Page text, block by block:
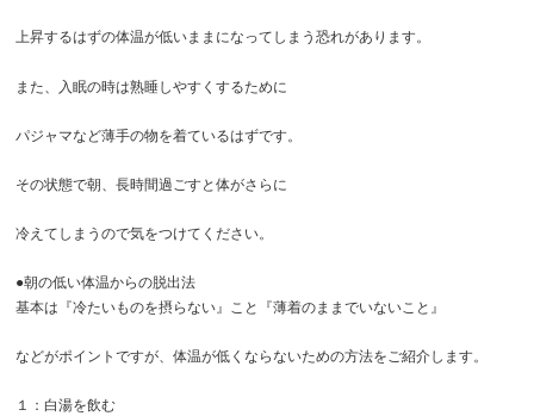
上昇するはずの体温が低いままになってしまう恐れがあります。
また、入眠の時は熟睡しやすくするために
パジャマなど薄手の物を着ているはずです。
その状態で朝、長時間過ごすと体がさらに
冷えてしまうので気をつけてください。
●朝の低い体温からの脱出法
基本は『冷たいものを摂らない』こと『薄着のままでいないこと』
などがポイントですが、体温が低くならないための方法をご紹介します。
１：白湯を飲む